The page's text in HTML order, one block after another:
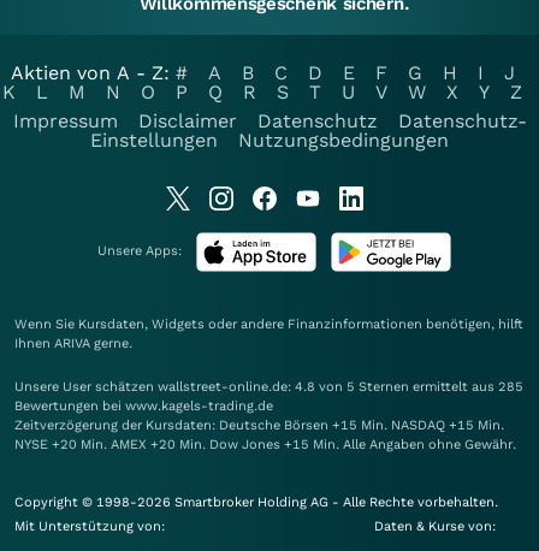
Aktien von A - Z: # A B C D E F G H I
J
K
L M N O P Q R S T U V W X Y
Z
Impressum
Disclaimer Datenschutz
Datenschutz-
Einstellungen
Nutzungsbedingungen
Unsere Apps:
Wenn Sie Kursdaten, Widgets oder andere Finanzinformationen benötigen, hilft
Ihnen ARIVA gerne.
Unsere User schätzen wallstreet-online.de: 4.8 von 5 Sternen ermittelt aus 285
Bewertungen bei www.kagels-trading.de
Zeitverzögerung der Kursdaten: Deutsche Börsen +15 Min. NASDAQ +15 Min.
NYSE +20 Min. AMEX +20 Min. Dow Jones +15 Min. Alle Angaben ohne Gewähr.
Copyright © 1998-2026 Smartbroker Holding AG - Alle Rechte vorbehalten.
Mit Unterstützung von:
Daten & Kurse von: